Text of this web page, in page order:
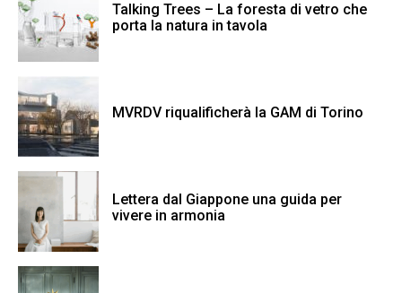
Talking Trees – La foresta di vetro che
porta la natura in tavola
MVRDV riqualificherà la GAM di Torino
Lettera dal Giappone una guida per
vivere in armonia